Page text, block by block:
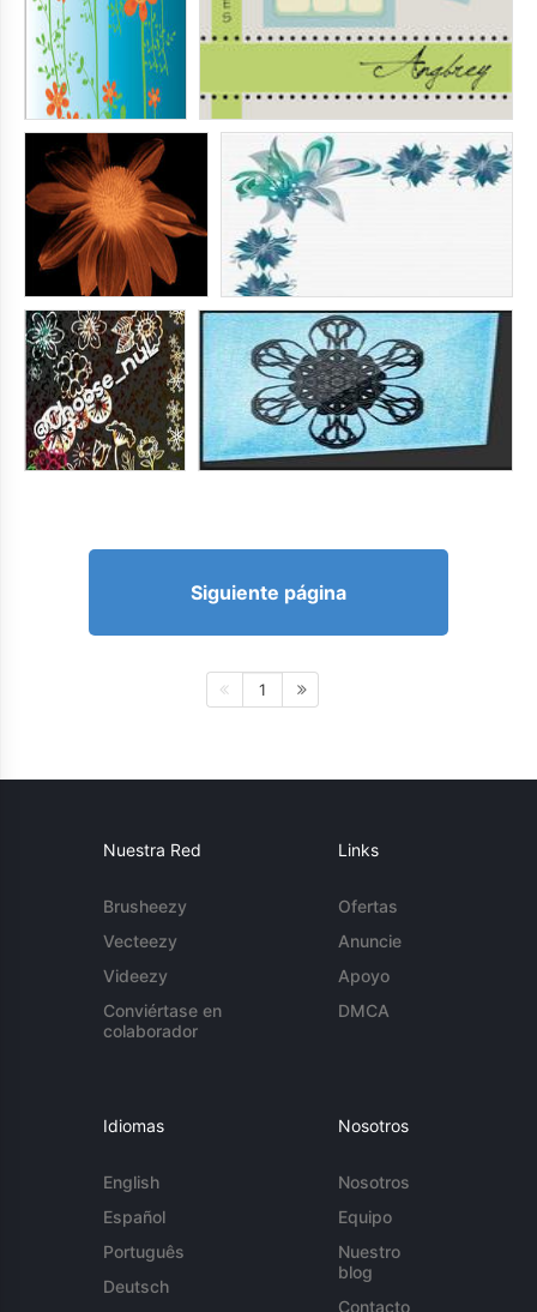
Siguiente página
1
Nuestra Red
Brusheezy
Vecteezy
Videezy
Conviértase en
colaborador
Links
Ofertas
Anuncie
Apoyo
DMCA
Idiomas
English
Español
Português
Deutsch
Nosotros
Nosotros
Equipo
Nuestro
blog
Contacto